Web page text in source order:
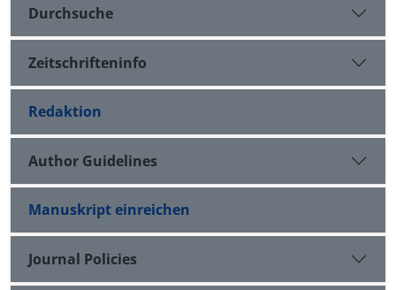
Durchsuche
Zeitschrifteninfo
Redaktion
Author Guidelines
Manuskript einreichen
Journal Policies